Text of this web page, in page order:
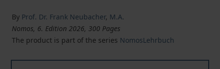
By Prof. Dr. Frank Neubacher, M.A.
Nomos, 6. Edition 2026, 300 Pages
The product is part of the series NomosLehrbuch